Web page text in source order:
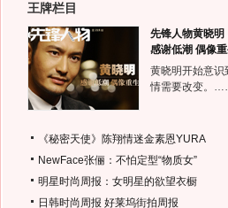
王牌栏目
先锋人物黄晓明
感谢低潮 偶像
黄晓明开始意识
情需要改变。
《秘密天使》陈翔情迷金素恩YURA
NewFace张俪：不怕定型“物质女”
明星时尚周报：女明星的欲望衣橱
日韩时尚周报 好莱坞街拍周报